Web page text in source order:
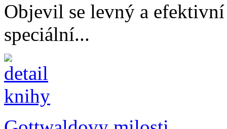
Objevil se levný a
speciální...